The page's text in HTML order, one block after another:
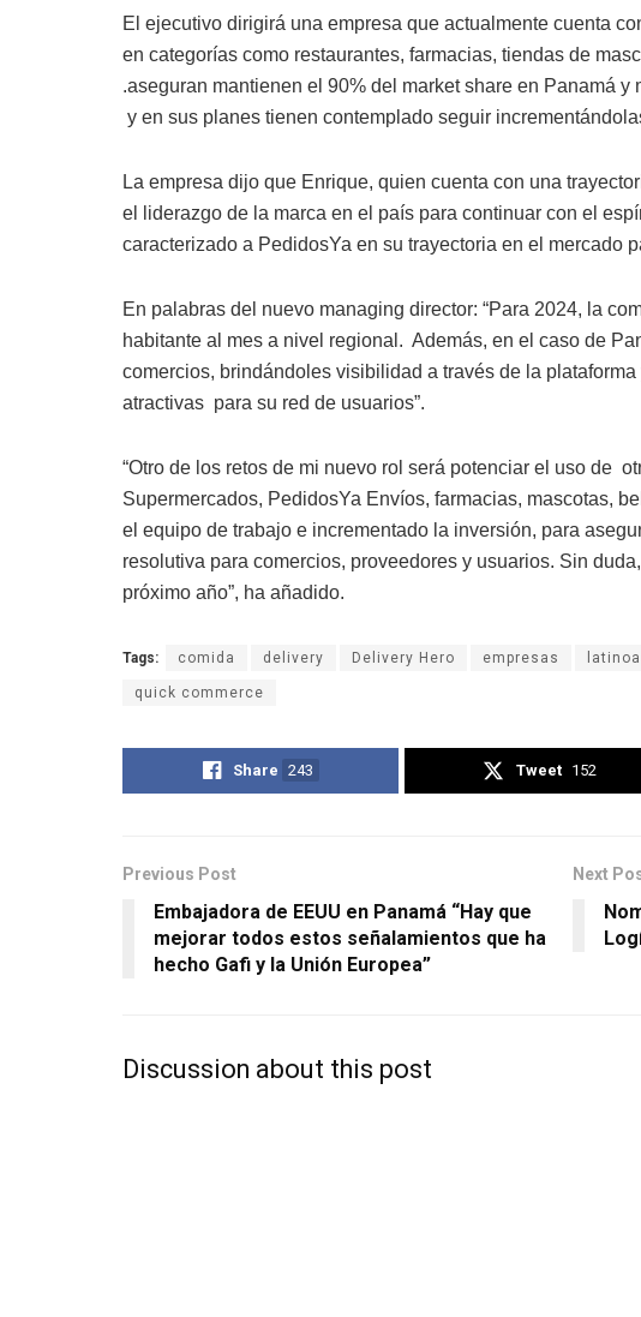
El ejecutivo dirigirá una empresa que actualmente cuenta
en categorías como restaurantes, farmacias, tiendas de
.aseguran mantienen el 90% del market share en Panamá
y en sus planes tienen contemplado seguir
La empresa dijo que Enrique, quien cuenta con una
el liderazgo de la marca en el país para continuar con el
caracterizado a PedidosYa en su trayectoria en el mercado
En palabras del nuevo managing director: “Para 2024, la
habitante al mes a nivel regional. Además, en el caso de
comercios, brindándoles visibilidad a través de la
atractivas para su red de usuarios”.
“Otro de los retos de mi nuevo rol será potenciar el uso de
Supermercados, PedidosYa Envíos, farmacias, mascotas,
el equipo de trabajo e incrementado la inversión, para
resolutiva para comercios, proveedores y usuarios. Sin
próximo año”, ha añadido.
Tags: comida delivery Delivery Hero empresas
quick commerce
Share 243 Tweet 152
Previous Post
Embajadora de EEUU en Panamá “Hay que
mejorar todos estos señalamientos que ha
hecho Gafi y la Unión Europea”
Next
Discussion about this post